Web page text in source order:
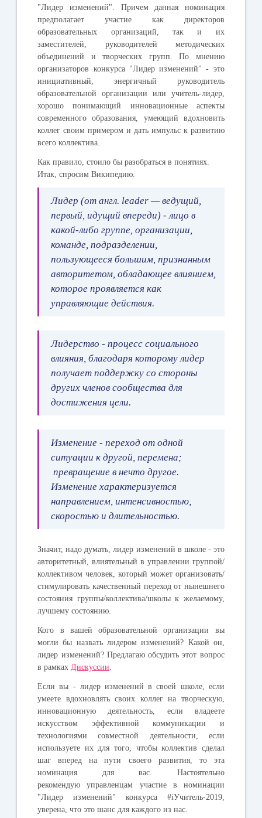
"Лидер изменений". Причем данная номинация
предполагает участие как директоров
образовательных организаций, так и их
заместителей, руководителей методических
объединений и творческих групп. По мнению
организаторов конкурса "Лидер изменений" - это
инициативный, энергичный руководитель
образовательной организации или учитель-лидер,
хорошо понимающий инновационные аспекты
современного образования, умеющий вдохновить
коллег своим примером и дать импульс к развитию
всего коллектива.
Как правило, стоило бы разобраться в понятиях.
Итак, спросим Википедию.
Лидер (от англ. leader — ведущий,
первый, идущий впереди) - лицо в
какой-либо группе, организации,
команде, подразделении,
пользующееся большим, признанным
авторитетом, обладающее влиянием,
которое проявляется как
управляющие действия.
Лидерство - процесс социального
влияния, благодаря которому лидер
получает поддержку со стороны
других членов сообщества для
достижения цели.
Изменение - переход от одной
ситуации к другой, перемена;
превращение в нечто другое.
Изменение характеризуется
направлением, интенсивностью,
скоростью и длительностью.
Значит, надо думать, лидер изменений в школе - это
авторитетный, влиятельный в управлении группой/
коллективом человек, который может организовать/
стимулировать качественный переход от нынешнего
состояния группы/коллектива/школы к желаемому,
лучшему состоянию.
Кого в вашей образовательной организации вы
могли бы назвать лидером изменений? Какой он,
лидер изменений? Предлагаю обсудить этот вопрос
в рамках Дискуссии
Если вы - лидер изменений в своей школе, если
умеете вдохновлять своих коллег на творческую,
инновационную деятельность, если владеете
искусством эффективной коммуникации и
технологиями совместной деятельности, если
используете их для того, чтобы коллектив сделал
шаг вперед на пути своего развития, то эта
номинация для вас. Настоятельно
рекомендую управленцам участие в номинации
"Лидер изменений" конкурса #iУчитель-2019,
уверена, что это шанс для каждого из нас.